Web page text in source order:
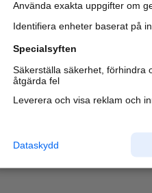
Använda exakta uppgifter om
Identifiera enheter baserat på
Specialsyften
Säkerställa säkerhet, förhindra
åtgärda fel
Leverera och visa reklam och
Dataskydd